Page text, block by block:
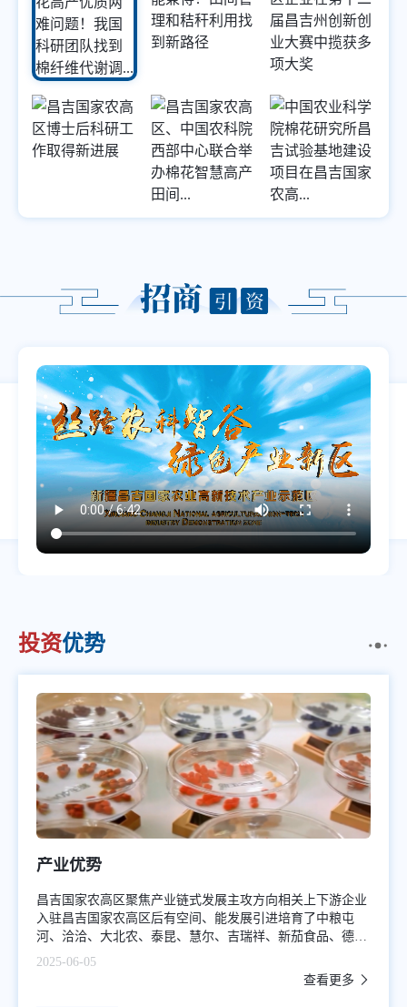
投资优势
产业优势
昌吉国家农高区聚焦产业链式发展主攻方向相关上下游企业
入驻昌吉国家农高区后有空间、能发展引进培育了中粮屯
河、洽洽、大北农、泰昆、慧尔、吉瑞祥、新茄食品、德和
生物等50余家农业高新技术企业和产业化龙头企业一大批企
业在昌吉国家农高区投资兴业、发展壮大产业优势经过多年
2025-06-05
查看更多